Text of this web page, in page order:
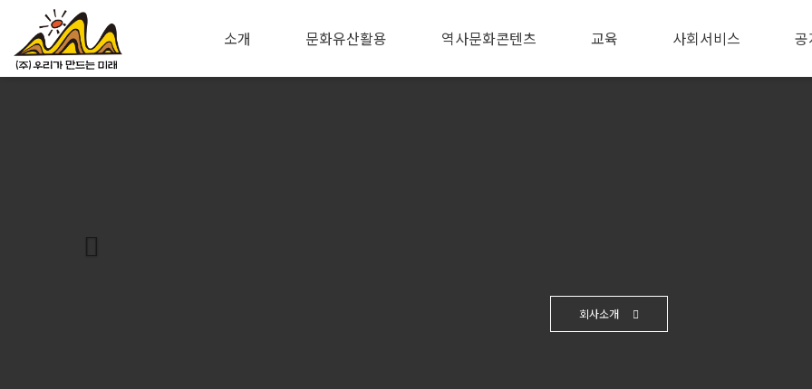
소개 문화유산활용 역사문화콘텐츠 교육 사회서비스
자세히 보기
Previous